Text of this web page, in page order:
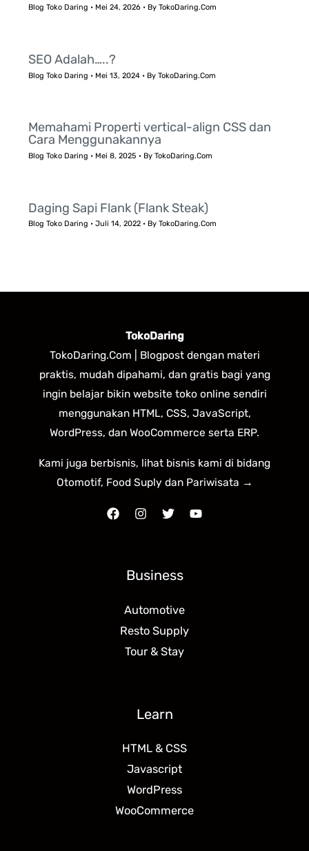
Blog Toko Daring • Mei 24, 2026 • ByTokoDaring.Com
SEO Adalah…..?
Blog Toko Daring • Mei 13, 2024 • ByTokoDaring.Com
Memahami Properti vertical-align CSS dan
Cara Menggunakannya
Blog Toko Daring • Mei 8, 2025 • ByTokoDaring.Com
Daging Sapi Flank (Flank Steak)
Blog Toko Daring •Juli 14, 2022 • ByTokoDaring.Com
TokoDaring
TokoDaring.Com | Blogpost dengan materi
praktis, mudah dipahami, dan gratis bagi yang
ingin belajar bikin website toko online sendiri
menggunakan HTML, CSS, JavaScript,
WordPress, dan WooCommerce serta ERP.
Kami juga berbisnis, lihat bisnis kami di bidang
Otomotif, Food Suply dan Pariwisata →
Business
Automotive
Resto Supply
Tour & Stay
Learn
HTML & CSS
Javascript
WordPress
WooCommerce